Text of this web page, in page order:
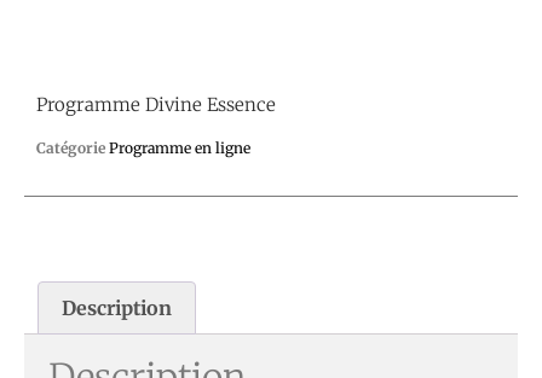
Programme Divine Essence
Catégorie Programme en ligne
Description